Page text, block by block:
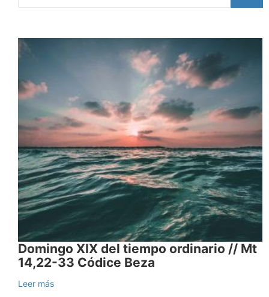
Domingo XIX del tiempo ordinario // Mt
14,22-33 Códice Beza
Leer más